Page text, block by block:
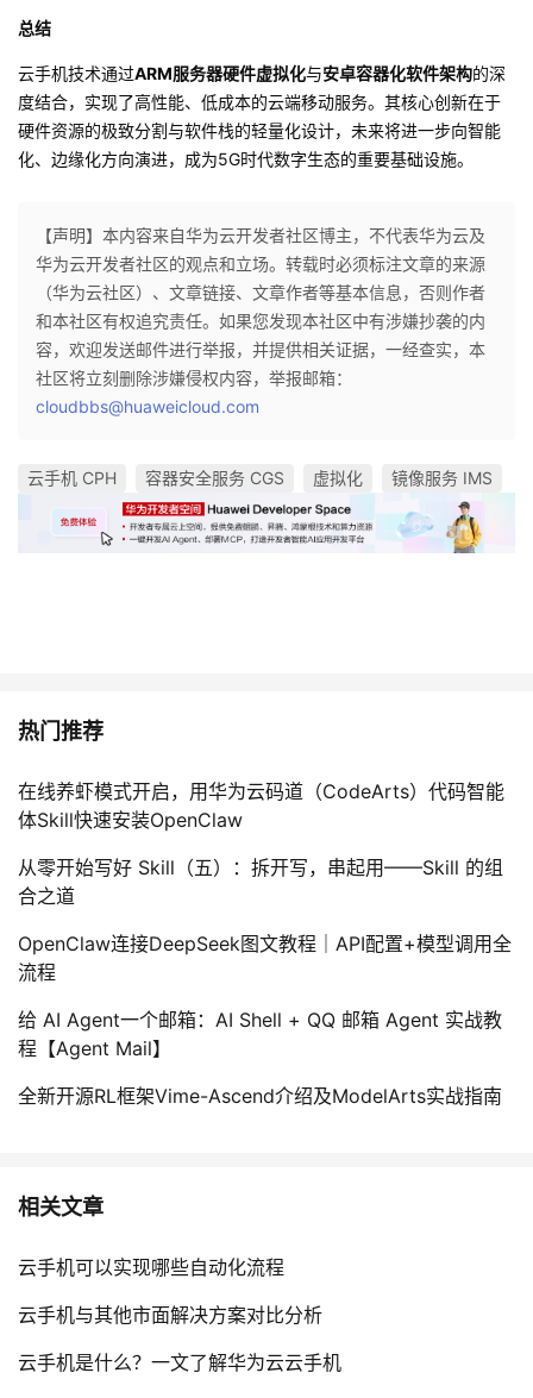
总结
云手机技术通过ARM服务器硬件虚拟化与安卓容器化软件架构的深
度结合，实现了高性能、低成本的云端移动服务。其核心创新在于
硬件资源的极致分割与软件栈的轻量化设计，未来将进一步向智能
化、边缘化方向演进，成为5G时代数字生态的重要基础设施。
【声明】本内容来自华为云开发者社区博主，不代表华为云及
华为云开发者社区的观点和立场。转载时必须标注文章的来源
（华为云社区）、文章链接、文章作者等基本信息，否则作者
和本社区有权追究责任。如果您发现本社区中有涉嫌抄袭的内
容，欢迎发送邮件进行举报，并提供相关证据，一经查实，本
社区将立刻删除涉嫌侵权内容，举报邮箱：
cloudbbs@huaweicloud.com
云手机 CPH 容器安全服务 CGS 虚拟化 镜像服务 IMS
热门推荐
在线养虾模式开启，用华为云码道（CodeArts）代码智能
体Skill快速安装OpenClaw
从零开始写好 Skill（五）：拆开写，串起用——Skill 的组
合之道
OpenClaw连接DeepSeek图文教程｜API配置+模型调用全
流程
给 AI Agent一个邮箱：AI Shell + QQ 邮箱 Agent 实战教
程【Agent Mail】
全新开源RL框架Vime-Ascend介绍及ModelArts实战指南
相关文章
云手机可以实现哪些自动化流程
云手机与其他市面解决方案对比分析
云手机是什么？一文了解华为云云手机